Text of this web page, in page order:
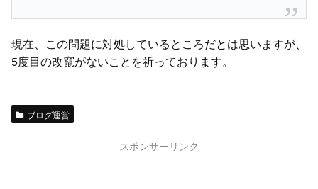
現在、この問題に対処しているところだとは思いますが、
5度目の改竄がないことを祈っております。
ブログ運営
スポンサーリンク